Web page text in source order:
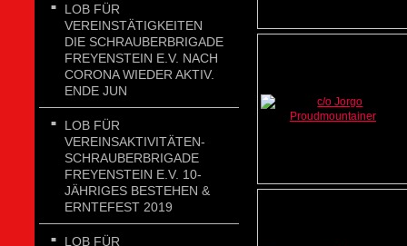
LOB FÜR
VEREINSTÄTIGKEITEN
DIE SCHRAUBERBRIGADE
FREYENSTEIN E.V. NACH
CORONA WIEDER AKTIV.
ENDE JUN
LOB FÜR
VEREINSAKTIVITÄTEN-
SCHRAUBERBRIGADE
FREYENSTEIN E.V. 10-
JÄHRIGES BESTEHEN &
ERNTEFEST 2019
LOB FÜR